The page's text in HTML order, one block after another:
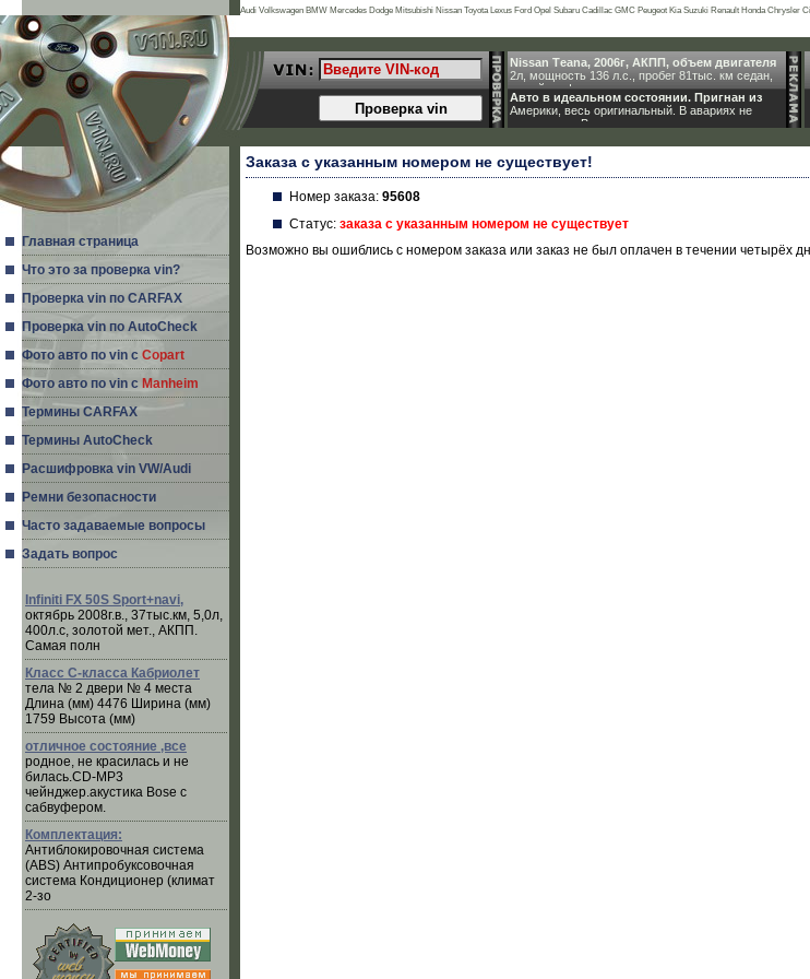
Nissan Teana, 2006г, АКПП, объем двигателя
2л, мощность 136 л.с., пробег 81тыс. км седан,
серый граф
Авто в идеальном состоянии. Пригнан из
Америки, весь оригинальный. В авариях не
участвовал. Все доку
Главная страница
Что это за проверка vin?
Проверка vin по CARFAX
Проверка vin по AutoCheck
Фото авто по vin с Copart
Фото авто по vin с Manheim
Термины CARFAX
Термины AutoCheck
Расшифровка vin VW/Audi
Ремни безопасности
Часто задаваемые вопросы
Задать вопрос
Infiniti FX 50S Sport+navi,
октябрь 2008г.в., 37тыс.км, 5,0л,
400л.с, золотой мет., АКПП.
Самая полн
Класс C-класса Кабриолет
тела № 2 двери № 4 места
Длина (мм) 4476 Ширина (мм)
1759 Высота (мм)
отличное состояние ,все
родное, не красилась и не
билась.CD-MP3
чейнджер.акустика Bose с
сабвуфером.
Комплектация:
Антиблокировочная система
(ABS) Антипробуксовочная
система Кондиционер (климат
2-зо
Заказа с указанным номером не существует!
Номер заказа: 95608
Статус: заказа с указанным номером не существует
Возможно вы ошиблись с номером заказа или заказ не был оплачен в течении четырёх
Audi Volkswagen BMW Mercedes Dodge Mitsubishi Nissan Toyota Lexus Ford Opel Subaru Cadillac GMC Peugeot Kia Suzuki Renault Honda